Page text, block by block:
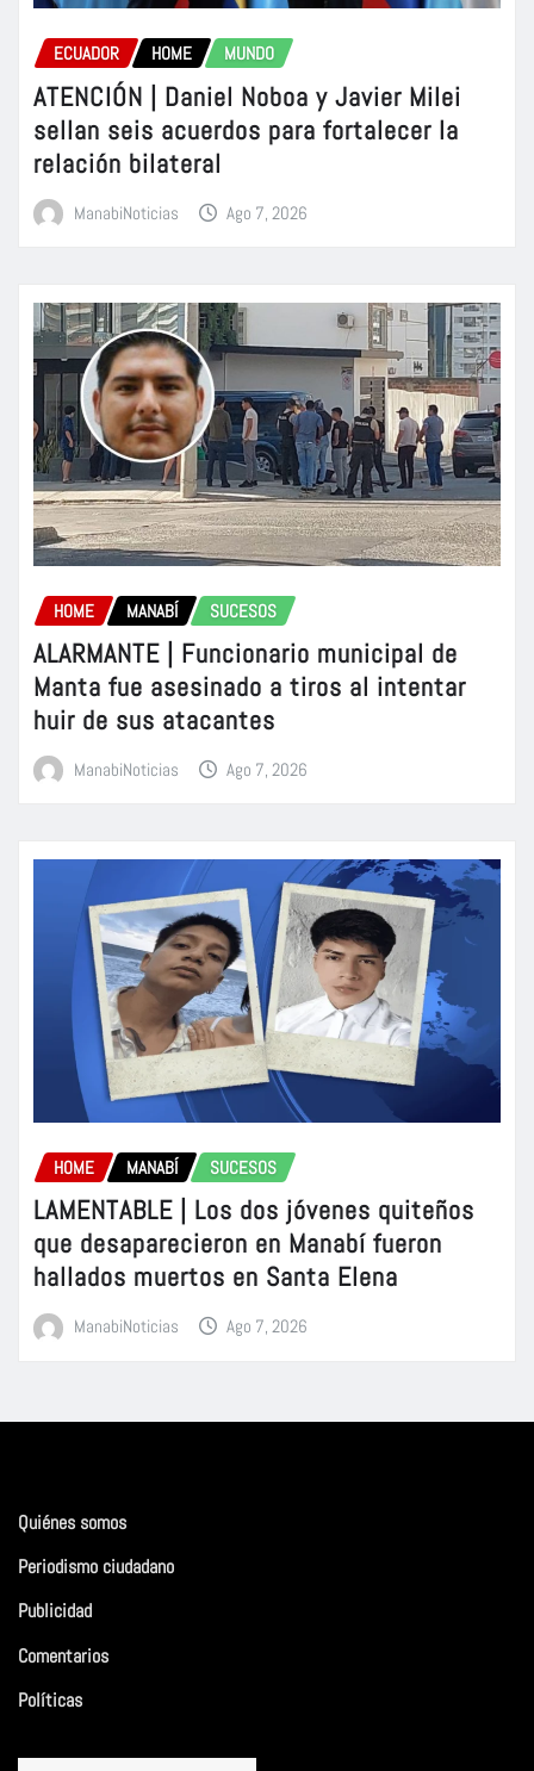
ECUADOR HOME MUNDO
ATENCIÓN | Daniel Noboa y Javier Milei
sellan seis acuerdos para fortalecer la
relación bilateral
ManabiNoticias Ago 7, 2026
HOME MANABÍ SUCESOS
ALARMANTE | Funcionario municipal de
Manta fue asesinado a tiros al intentar
huir de sus atacantes
ManabiNoticias Ago 7, 2026
HOME MANABÍ SUCESOS
LAMENTABLE | Los dos jóvenes quiteños
que desaparecieron en Manabí fueron
hallados muertos en Santa Elena
ManabiNoticias Ago 7, 2026
Quiénes somos
Periodismo ciudadano
Publicidad
Comentarios
Políticas